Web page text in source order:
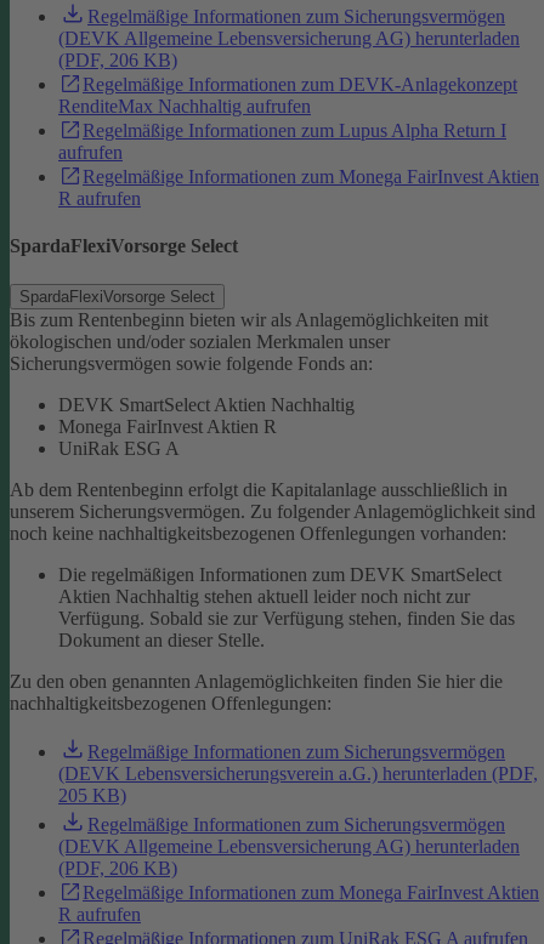
Regelmäßige Informationen zum Sicherungsvermögen
(DEVK Allgemeine Lebensversicherung AG) herunterladen
(PDF, 206 KB)
Regelmäßige Informationen zum DEVK-Anlagekonzept
RenditeMax Nachhaltig aufrufen
Regelmäßige Informationen zum Lupus Alpha Return I
aufrufen
Regelmäßige Informationen zum Monega FairInvest Aktien
R aufrufen
SpardaFlexiVorsorge Select
SpardaFlexiVorsorge Select
Bis zum Rentenbeginn bieten wir als Anlagemöglichkeiten mit
ökologischen und/oder sozialen Merkmalen unser
Sicherungsvermögen sowie folgende Fonds an:
DEVK SmartSelect Aktien Nachhaltig
Monega FairInvest Aktien R
UniRak ESG A
Ab dem Rentenbeginn erfolgt die Kapitalanlage ausschließlich in
unserem Sicherungsvermögen. Zu folgender Anlagemöglichkeit sind
noch keine nachhaltigkeitsbezogenen Offenlegungen vorhanden:
Die regelmäßigen Informationen zum DEVK SmartSelect
Aktien Nachhaltig stehen aktuell leider noch nicht zur
Verfügung. Sobald sie zur Verfügung stehen, finden Sie das
Dokument an dieser Stelle.
Zu den oben genannten Anlagemöglichkeiten finden Sie hier die
nachhaltigkeitsbezogenen Offenlegungen:
Regelmäßige Informationen zum Sicherungsvermögen
(DEVK Lebensversicherungsverein a.G.) herunterladen (PDF,
205 KB)
Regelmäßige Informationen zum Sicherungsvermögen
(DEVK Allgemeine Lebensversicherung AG) herunterladen
(PDF, 206 KB)
Regelmäßige Informationen zum Monega FairInvest Aktien
R aufrufen
Regelmäßige Informationen zum UniRak ESG A aufrufen